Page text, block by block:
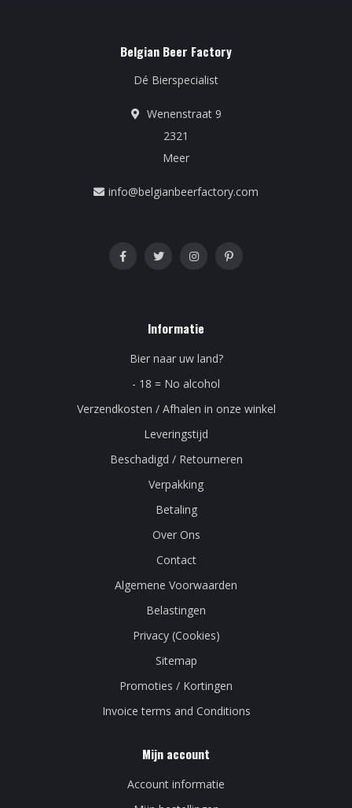
Belgian Beer Factory
Dé Bierspecialist
Wenenstraat 9
2321
Meer
info@belgianbeerfactory.com
Informatie
Bier naar uw land?
- 18 = No alcohol
Verzendkosten / Afhalen in onze winkel
Leveringstijd
Beschadigd / Retourneren
Verpakking
Betaling
Over Ons
Contact
Algemene Voorwaarden
Belastingen
Privacy (Cookies)
Sitemap
Promoties / Kortingen
Invoice terms and Conditions
Mijn account
Account informatie